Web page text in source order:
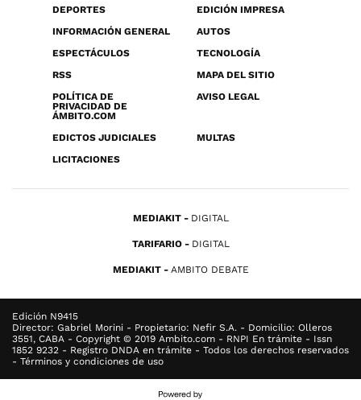
DEPORTES
EDICIÓN IMPRESA
INFORMACIÓN GENERAL
AUTOS
ESPECTÁCULOS
TECNOLOGÍA
RSS
MAPA DEL SITIO
POLÍTICA DE
PRIVACIDAD DE
ÁMBITO.COM
AVISO LEGAL
EDICTOS JUDICIALES
MULTAS
LICITACIONES
MEDIAKIT DIGITAL
TARIFARIO DIGITAL
MEDIAKIT AMBITO DEBATE
Edición N9415
Director: Gabriel Morini - Propietario: Nefir S.A. - Domicilio: Olleros
3551, CABA - Copyright © 2019 Ambito.com - RNPI En trámite - Issn
1852 9232 - Registro DNDA en trámite - Todos los derechos reservados
- Términos y condiciones de uso